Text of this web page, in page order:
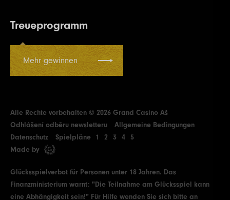
Treueprogramm
Mehr gewinnen
Alle Rechte vorbehalten © 2026 Grand Casino Aš
Odhlášení odběru newsletteru
Allgemeine Bedingungen
Datenschutz
Spielpläne 1 2 3 4
5
Made by
Glücksspielverbot für Personen unter 18 Jahren. Das
Finanzministerium warnt: "Die Teilnahme am Glücksspiel kann
eine Abhängigkeit sein!" Für Hilfe wenden Sie sich bitte an